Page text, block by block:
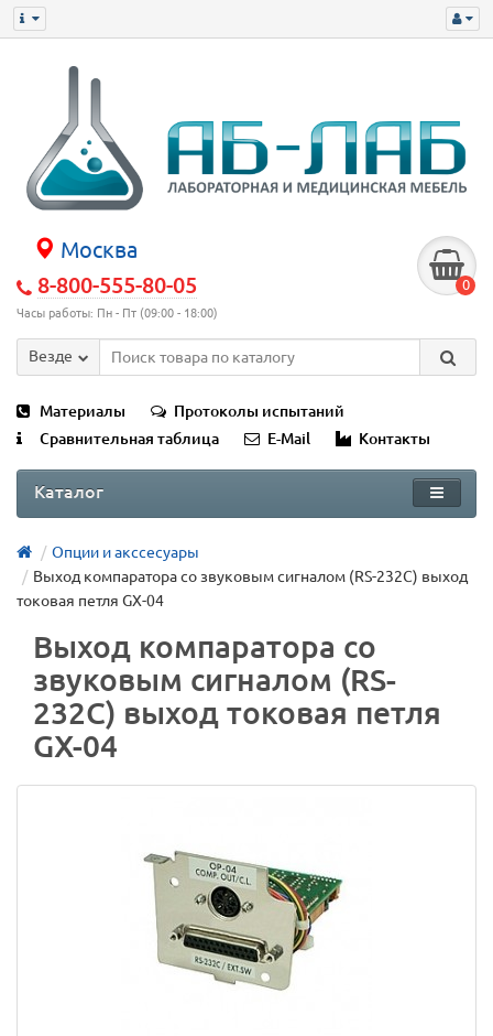
Москва
8-800-555-80-05
Часы работы: Пн - Пт (09:00 - 18:00)
0
Везде
Материалы
Протоколы испытаний
Сравнительная таблица
E-Mail Контакты
Каталог
Опции и акссесуары
Выход компаратора со звуковым сигналом (RS-232C) выход
токовая петля GX-04
Выход компаратора со
звуковым сигналом (RS-
232C) выход токовая петля
GX-04